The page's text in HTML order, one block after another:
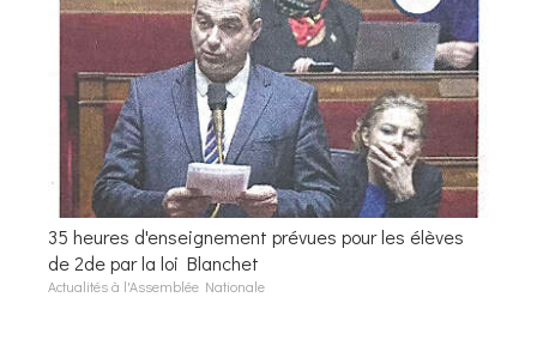
35 heures d'enseignement prévues pour les élèves
de 2de par la loi Blanchet
Actualités à l'Assemblée Nationale